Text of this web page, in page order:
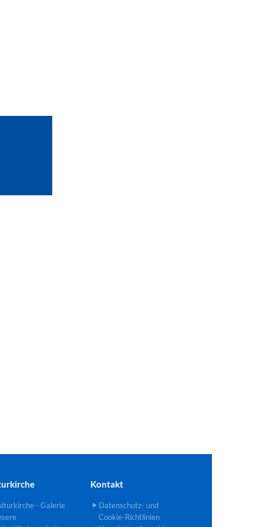
- Galerie
Kontakt
Datenschutz- und
Cookie-Richtlinien